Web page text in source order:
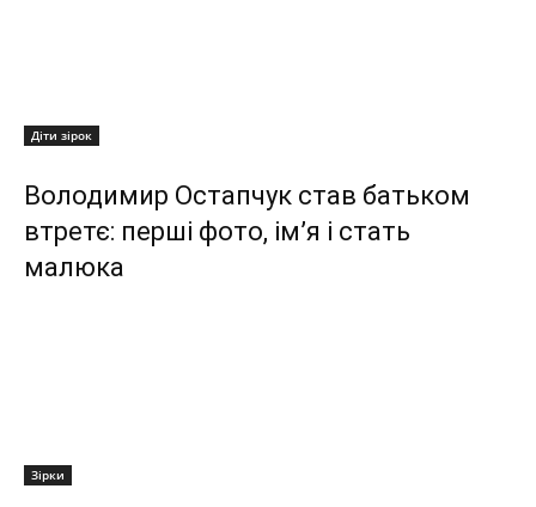
Діти зірок
Володимир Остапчук став батьком
втретє: перші фото, ім’я і стать
малюка
Зірки